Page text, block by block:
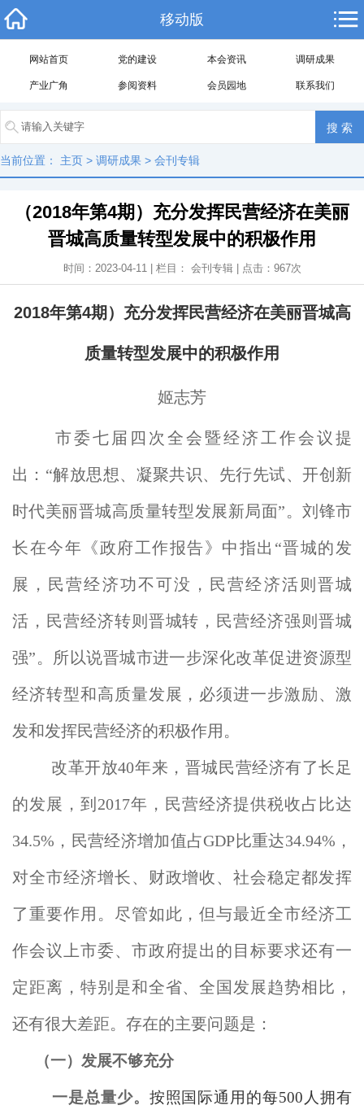
移动版
网站首页 党的建设 本会资讯 调研成果
产业广角 参阅资料 会员园地 联系我们
当前位置： 主页 > 调研成果 > 会刊专辑
（2018年第4期）充分发挥民营经济在美丽
晋城高质量转型发展中的积极作用
时间：2023-04-11 | 栏目： 会刊专辑| 点击： 967次
2018年第4期）充分发挥民营经济在美丽晋城高
质量转型发展中的积极作用
姬志芳
市委七届四次全会暨经济工作会议提
出：“解放思想、凝聚共识、先行先试、开创新
时代美丽晋城高质量转型发展新局面”。刘锋市
长在今年《政府工作报告》中指出“晋城的发
展，民营经济功不可没，民营经济活则晋城
活，民营经济转则晋城转，民营经济强则晋城
强”。所以说晋城市进一步深化改革促进资源型
经济转型和高质量发展，必须进一步激励、激
发和发挥民营经济的积极作用。
改革开放40年来，晋城民营经济有了长足
的发展，到2017年，民营经济提供税收占比达
34.5%，民营经济增加值占GDP比重达34.94%，
对全市经济增长、财政增收、社会稳定都发挥
了重要作用。尽管如此，但与最近全市经济工
作会议上市委、市政府提出的目标要求还有一
定距离，特别是和全省、全国发展趋势相比，
还有很大差距。存在的主要问题是：
（一）发展不够充分
一是总量少。 按照国际通用的每500人拥有